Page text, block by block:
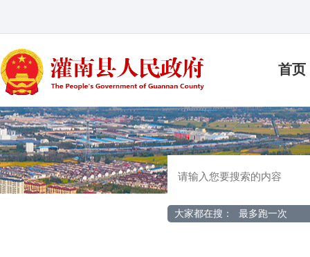
首页
大家都在搜： 最多跑一次